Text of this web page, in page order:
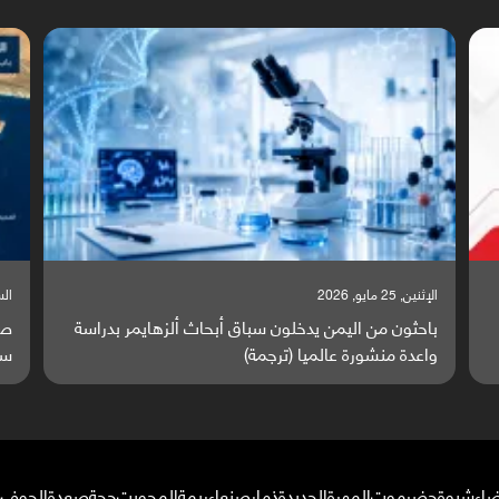
السبت, 23 مايو, 2026
صراع دولي يتصاعد قرب اليمن والبحر الأحمر يتحول إلى
ساحة مواجهة عالمية (ترجمة)